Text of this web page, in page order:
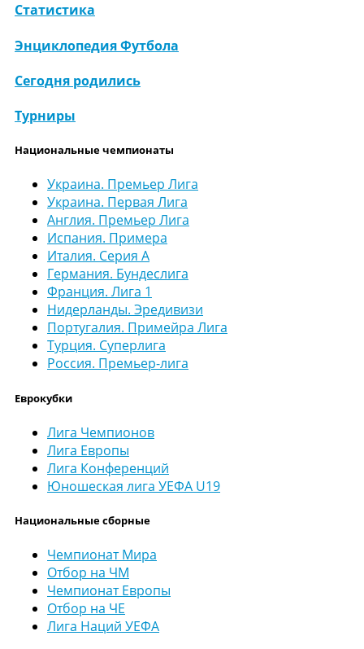
Статистика
Энциклопедия Футбола
Сегодня родились
Турниры
Национальные чемпионаты
Украина. Премьер Лига
Украина. Первая Лига
Англия. Премьер Лига
Испания. Примера
Италия. Серия А
Германия. Бундеслига
Франция. Лига 1
Нидерланды. Эредивизи
Португалия. Примейра Лига
Турция. Суперлига
Россия. Премьер-лига
Еврокубки
Лига Чемпионов
Лига Европы
Лига Конференций
Юношеская лига УЕФА U19
Национальные сборные
Чемпионат Мира
Отбор на ЧМ
Чемпионат Европы
Отбор на ЧЕ
Лига Наций УЕФА